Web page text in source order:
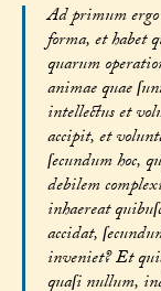
Ad primum
forma, et habet
quarum
animae quae
intellectus et
accipit, et
ſecundum hoc,
debilem
inhaereat
accidat,
inveniet? Et
quaſi nullum,